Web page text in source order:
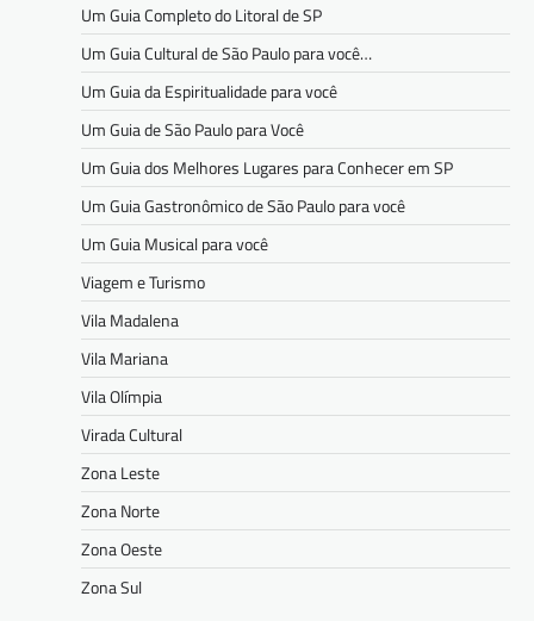
Um Guia Completo do Litoral de SP
Um Guia Cultural de São Paulo para você…
Um Guia da Espiritualidade para você
Um Guia de São Paulo para Você
Um Guia dos Melhores Lugares para Conhecer em SP
Um Guia Gastronômico de São Paulo para você
Um Guia Musical para você
Viagem e Turismo
Vila Madalena
Vila Mariana
Vila Olímpia
Virada Cultural
Zona Leste
Zona Norte
Zona Oeste
Zona Sul